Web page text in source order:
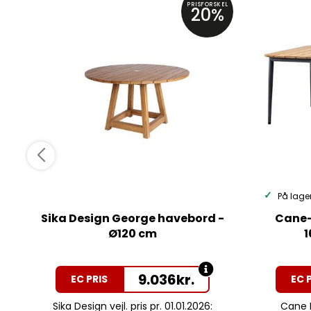
PRISFORSKEL
20%
Sika Design George havebord -
Ø120 cm
EC PRIS 9.036kr.
Sika Design vejl. pris pr. 01.01.2026:
På
EC
Cane